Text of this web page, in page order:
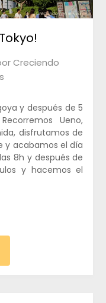
Creciendo
y después de 5
Ueno,
disfrutamos de
y acabamos el día
8h y después de
y hacemos el